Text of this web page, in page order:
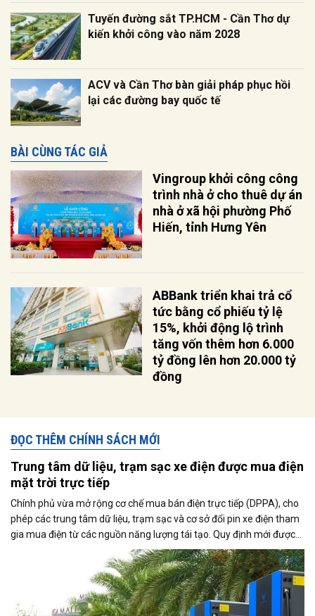
Tuyến đường sắt TP.HCM - Cần Thơ dự
kiến khởi công vào năm 2028
ACV và Cần Thơ bàn giải pháp phục hồi
lại các đường bay quốc tế
BÀI CÙNG TÁC GIẢ
Vingroup khởi công công
trình nhà ở cho thuê dự án
nhà ở xã hội phường Phố
Hiến, tỉnh Hưng Yên
ABBank triển khai trả cổ
tức bằng cổ phiếu tỷ lệ
15%, khởi động lộ trình
tăng vốn thêm hơn 6.000
tỷ đồng lên hơn 20.000 tỷ
đồng
ĐỌC THÊM CHÍNH SÁCH MỚI
Trung tâm dữ liệu, trạm sạc xe điện được mua điện
mặt trời trực tiếp
Chính phủ vừa mở rộng cơ chế mua bán điện trực tiếp (DPPA), cho
phép các trung tâm dữ liệu, trạm sạc và cơ sở đổi pin xe điện tham
gia mua điện từ các nguồn năng lượng tái tạo. Quy định mới được
kỳ vọng thúc đẩy sử dụng điện xanh, đáp ứng nhu cầu ngày càng
tăng của nền kinh tế số và quá trình điện hóa giao thông.